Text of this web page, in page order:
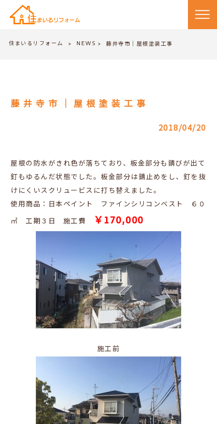
住まいるリフォーム > NEWS > 藤井寺市｜屋根塗装工事
藤井寺市｜屋根塗装工事
2018/04/20
屋根の防水がきれ色が落ちており、板金部分も錆びが出て
釘もゆるんだ状態でした。板金部分は錆止めをし、釘を抜
けにくいスクリュービスに打ち替えました。
使用商品：日本ペイント ファインシリコンベスト ６０
㎡ 工期３日 施工費
￥170,000
施工前